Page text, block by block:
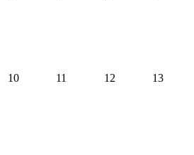
10 11 12 13